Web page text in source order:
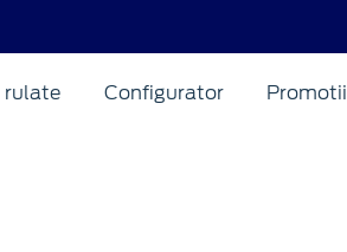
rulate Configurator Promotii